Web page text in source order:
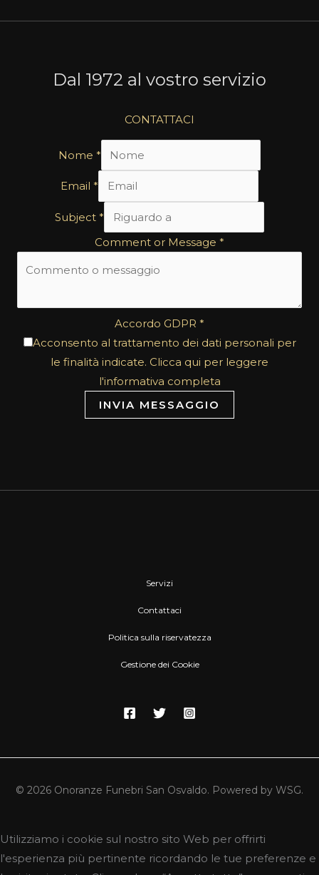
Dal 1972 al vostro servizio
CONTATTACI
Nome *
Email*
Subject*
Comment or Message *
Accordo GDPR *
Acconsento al trattamento dei dati personali per
le finalità indicate. Clicca qui per leggere
l'informativa completa
INVIA MESSAGGIO
Servizi
Contattaci
Politica sulla riservatezza
Gestione dei Cookie
© 2026 Onoranze Funebri San Osvaldo. Powered by WSG.
Utilizziamo i cookie sul nostro sito Web per offrirti
l'esperienza più pertinente ricordando le tue preferenze e